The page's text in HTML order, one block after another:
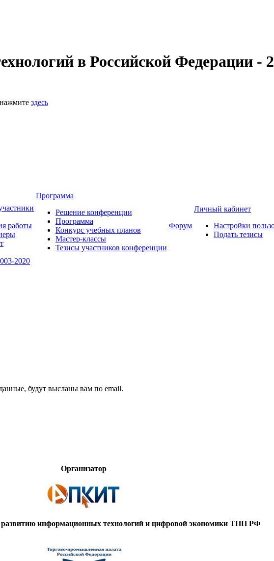
в Российской Федерации -
здесь
работы
2020
Программа
Решение конференции
Программа
Конкурс учебных планов
Мастер-классы
Тезисы участников конференции
Форум
Личный кабинет
Настройки
Подать тезисы
будут высланы вам по email.
Организатор
информационных технологий и цифровой экономики ТПП РФ